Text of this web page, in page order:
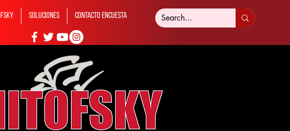
Soluciones Contacto Encuesta